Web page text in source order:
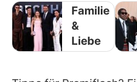
Familie
&
Liebe